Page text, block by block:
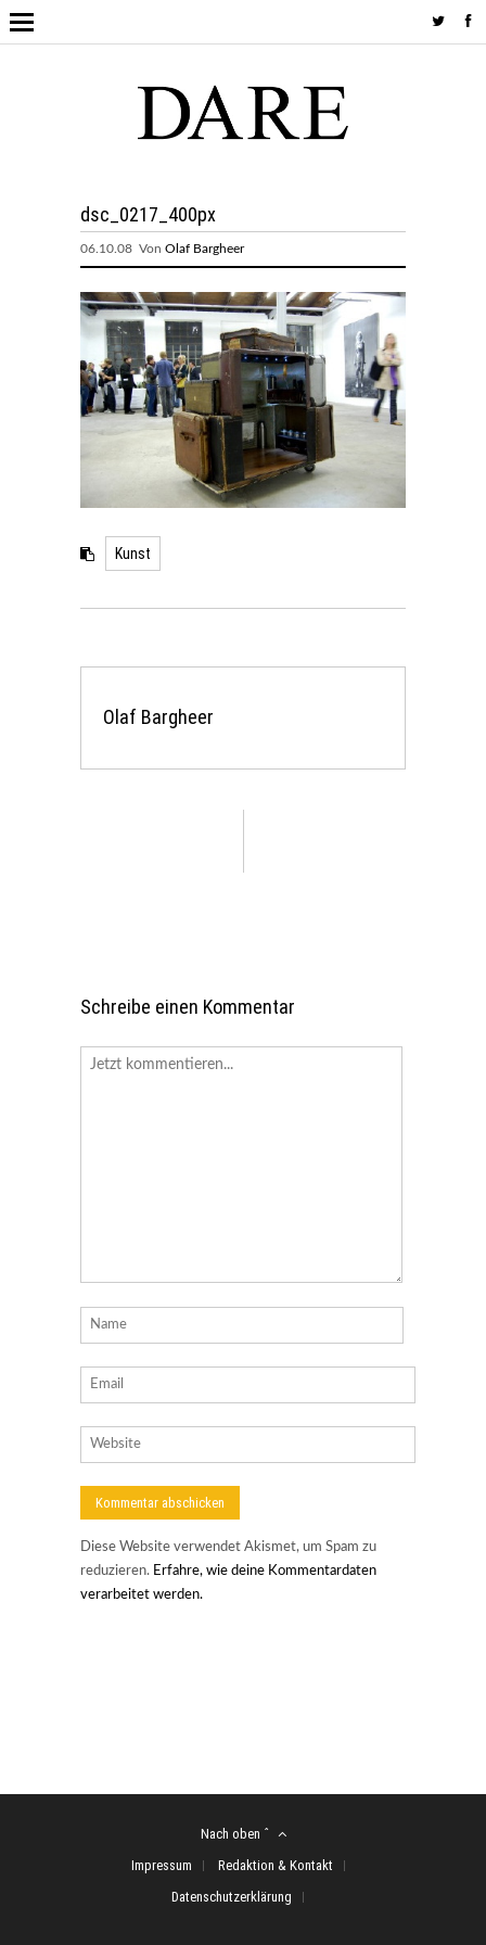
dsc_0217_400px
06.10.08 Von Olaf Bargheer
Kunst
Olaf Bargheer
Schreibe einen Kommentar
Diese Website verwendet Akismet, um Spam zu
reduzieren. Erfahre, wie deine Kommentardaten
verarbeitet werden.
Nach oben ˆ
Impressum
Redaktion & Kontakt
Datenschutzerklärung